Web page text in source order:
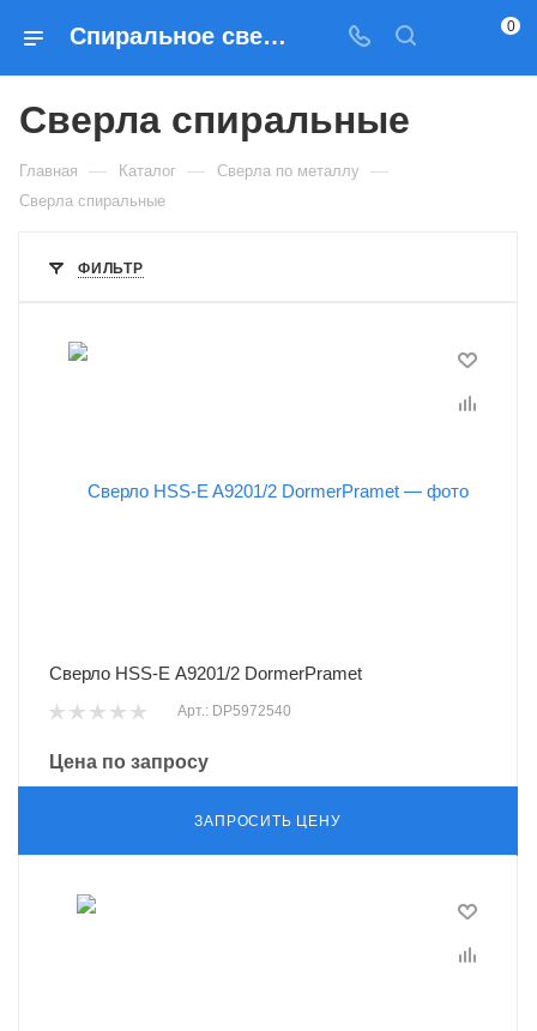
Спиральное сверло по металлу — купить в Москве в интернет-магазине Prados 0
Сверла спиральные
Главная — Каталог — Сверла по металлу —
Сверла спиральные
ФИЛЬТР
Сверло HSS-E A9201/2 DormerPramet
Арт.: DP5972540
Цена по запросу
ЗАПРОСИТЬ ЦЕНУ